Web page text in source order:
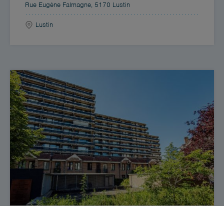
Rue Eugène Falmagne, 5170 Lustin
Lustin